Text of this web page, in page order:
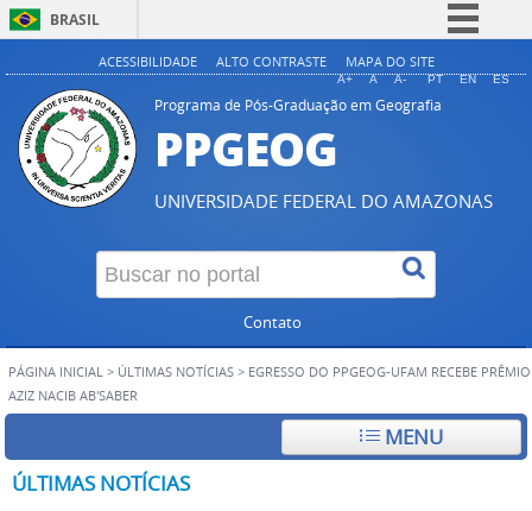
BRASIL
Simplifique!
Comunica BR
Acesso à informação
Legislação
Canais
ACESSIBILIDADE ALTO CONTRASTE MAPA DO SITE
A+ A A- PT EN ES
Programa de Pós-Graduação em Geografia
PPGEOG
UNIVERSIDADE FEDERAL DO AMAZONAS
Contato
PÁGINA INICIAL > ÚLTIMAS NOTÍCIAS > EGRESSO DO PPGEOG-UFAM RECEBE PRÊMIO
AZIZ NACIB AB'SABER
MENU
ÚLTIMAS NOTÍCIAS